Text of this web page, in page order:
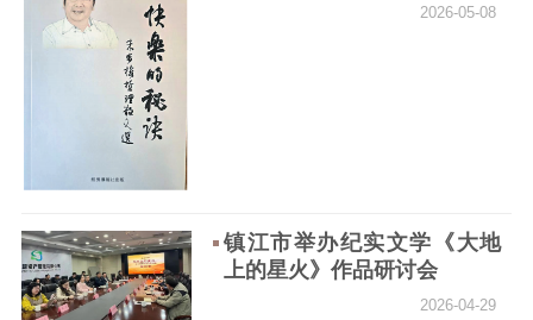
2026-05-08
镇江市举办纪实文学《大地
上的星火》作品研讨会
2026-04-29